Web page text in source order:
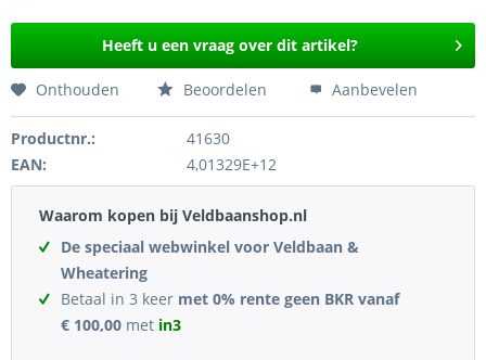
Heeft u een vraag over dit artikel?
Onthouden Beoordelen Aanbevelen
Productnr.:
41630
EAN:
4,01329E+12
Waarom kopen bij Veldbaanshop.nl
De speciaal webwinkel voor Veldbaan &
Wheatering
Betaal in 3 keer met 0% rente geen BKR vanaf
€ 100,00 met in3